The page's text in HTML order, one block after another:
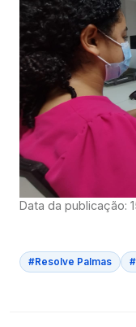
Data da publicação:
#Resolve Palmas